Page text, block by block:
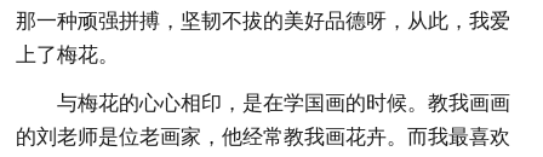
那一种顽强拼搏，坚韧不拔的美好品德呀，从此，我爱
上了梅花。
与梅花的心心相印，是在学国画的时候。教我画画
的刘老师是位老画家，他经常教我画花卉。而我最喜欢